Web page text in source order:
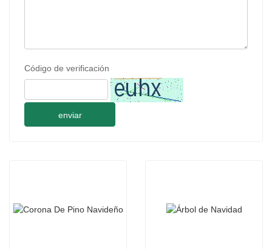
Código de verificación
enviar